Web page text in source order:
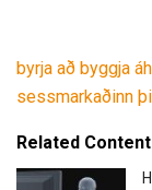
byrja að byggja
sessmarkaðinn
Related Content